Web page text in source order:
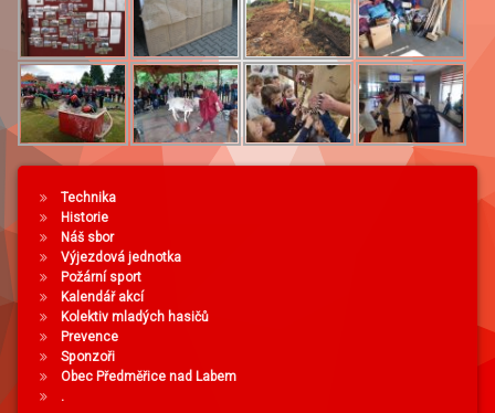
Technika
Historie
Náš sbor
Výjezdová jednotka
Požární sport
Kalendář akcí
Kolektiv mladých hasičů
Prevence
Sponzoři
Obec Předměřice nad Labem
.